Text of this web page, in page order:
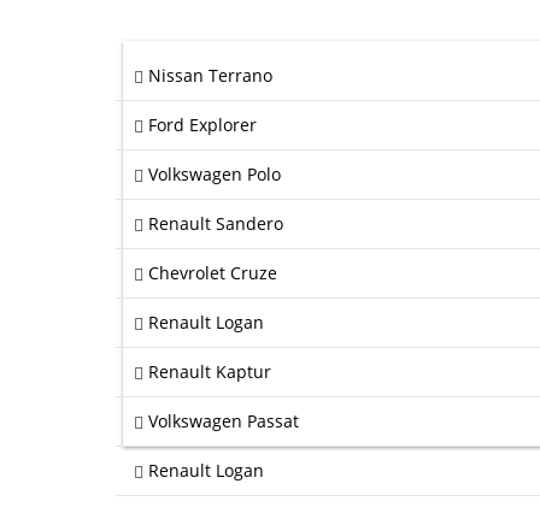
Nissan Terrano
Ford Explorer
Volkswagen Polo
Renault Sandero
Chevrolet Cruze
Renault Logan
Renault Kaptur
Volkswagen Passat
Renault Logan